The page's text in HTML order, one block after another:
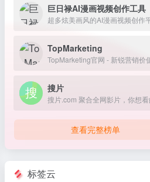
巨日禄AI漫画视频创作工具
TopMarketing
搜片
查看完整榜单
标签云